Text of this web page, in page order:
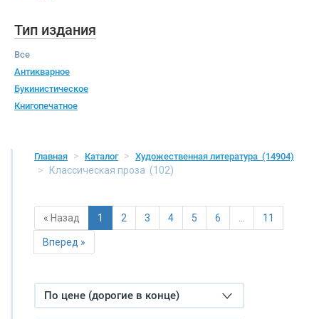
Тип издания
Все
Антикварное
Букинистическое
Книгопечатное
Главная Каталог Художественная литература (14904)
Классическая проза (102)
« Назад 1 2 3 4 5 6 … 11
Вперед »
По цене (дорогие в конце)